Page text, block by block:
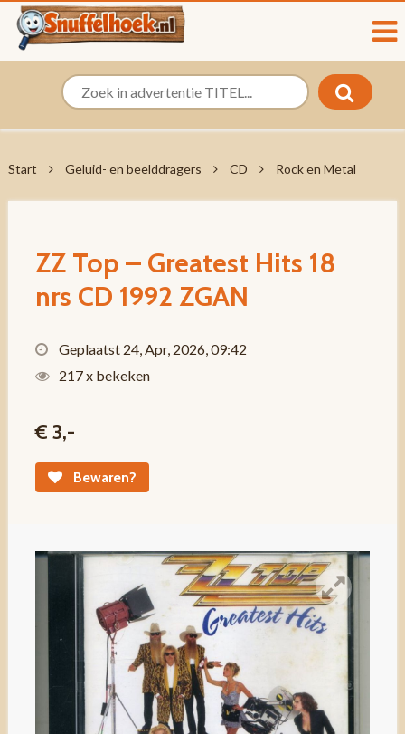
Start Geluid- en beelddragers CD Rock en Metal
ZZ Top – Greatest Hits 18
nrs CD 1992 ZGAN
Geplaatst 24, Apr, 2026, 09:42
217 x bekeken
€ 3,-
Bewaren?